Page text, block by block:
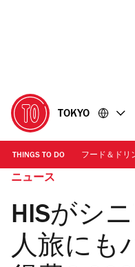
に
移
動
移
動
TOKYO
THINGS TO DO フード＆ドリ
ニュース
HISがシ
人旅にも